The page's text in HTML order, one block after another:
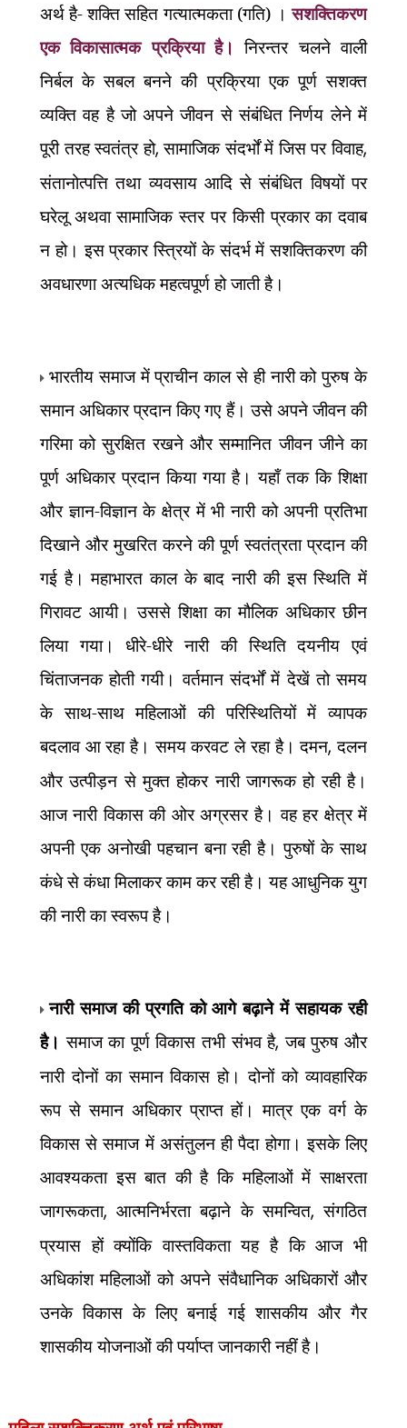
अर्थ है- शक्ति सहित गत्यात्मकता (गति) ।सशक्तिकरण
एक विकासात्मक प्रक्रिया है। निरन्तर चलने वाली
निर्बल के सबल बनने की प्रक्रिया एक पूर्ण सशक्त
व्यक्ति वह है जो अपने जीवन से संबंधित निर्णय लेने में
पूरी तरह स्वतंत्र हो,सामाजिक संदर्भों में जिस पर विवाह,
संतानोत्पत्ति तथा व्यवसाय आदि से संबंधित विषयों पर
घरेलू अथवा सामाजिक स्तर पर किसी प्रकार का दवाब
न हो। इस प्रकार स्त्रियों के संदर्भ में सशक्तिकरण की
अवधारणा अत्यधिक महत्वपूर्ण हो जाती है।
भारतीय समाज में प्राचीन काल से ही नारी को पुरुष के
समान अधिकार प्रदान किए गए हैं। उसे अपने जीवन की
गरिमा को सुरक्षित रखने और सम्मानित जीवन जीने का
पूर्ण अधिकार प्रदान किया गया है। यहाँ तक कि शिक्षा
और ज्ञान-विज्ञान के क्षेत्र में भी नारी को अपनी प्रतिभा
दिखाने और मुखरित करने की पूर्ण स्वतंत्रता प्रदान की
गई है। महाभारत काल के बाद नारी की इस स्थिति में
गिरावट आयी। उससे शिक्षा का मौलिक अधिकार छीन
लिया गया। धीरे-धीरे नारी की स्थिति दयनीय एवं
चिंताजनक होती गयी। वर्तमान संदर्भों में देखें तो समय
के साथ-साथ महिलाओं की परिस्थितियों में व्यापक
बदलाव आ रहा है। समय करवट ले रहा है। दमन,दलन
और उत्पीड़न से मुक्त होकर नारी जागरूक हो रही है।
आज नारी विकास की ओर अग्रसर है। वह हर क्षेत्र में
अपनी एक अनोखी पहचान बना रही है। पुरुषों के साथ
कंधे से कंधा मिलाकर काम कर रही है। यह आधुनिक युग
की नारी का स्वरूप है।
नारी समाज की प्रगति को आगे बढ़ाने में सहायक रही
है। समाज का पूर्ण विकास तभी संभव है,जब पुरुष और
नारी दोनों का समान विकास हो। दोनों को व्यावहारिक
रूप से समान अधिकार प्राप्त हों। मात्र एक वर्ग के
विकास से समाज में असंतुलन ही पैदा होगा। इसके लिए
आवश्यकता इस बात की है कि महिलाओं में साक्षरता
जागरूकता,आत्मनिर्भरता बढ़ाने के समन्वित,संगठित
प्रयास हों क्योंकि वास्तविकता यह है कि आज भी
अधिकांश महिलाओं को अपने संवैधानिक अधिकारों और
उनके विकास के लिए बनाई गई शासकीय और गैर
शासकीय योजनाओं की पर्याप्त जानकारी नहीं है।